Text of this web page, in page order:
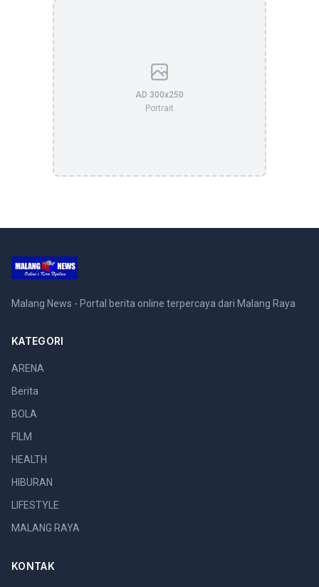
AD 300x250
Portrait
Malang News - Portal berita online terpercaya dari Malang Raya
KATEGORI
ARENA
Berita
BOLA
FILM
HEALTH
HIBURAN
LIFESTYLE
MALANG RAYA
KONTAK